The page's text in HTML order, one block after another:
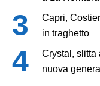
Capri,
in traghetto
Crystal, slitta
nuova